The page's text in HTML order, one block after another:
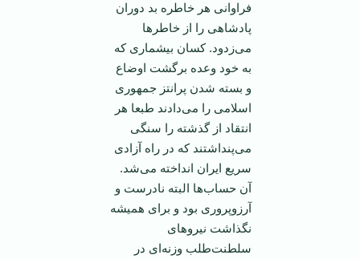
فراوانی هر خاطره بد دوران
پادشاهی را از خاطر‌ها
می‌زدود. کسان بیشماری که
به خود وعده برگشت اوضاع
و بسته شدن پرانتز جمهوری
اسلامی را می‌دادند طبعا هر
انتقاد از گذشته را سنگی
می‌پنداشتند که در راه آزادی
سریع ایران انداخته می‌شد.
آن حساب‌ها البته نادرست و
آرزو‌پروری بود و برای همیشه
نگذاشت نیرو‌های
سلطنت‌طلب وزنه‌ای در